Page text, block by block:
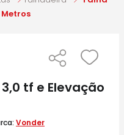
tf e Elevação
Vonder
motosserra